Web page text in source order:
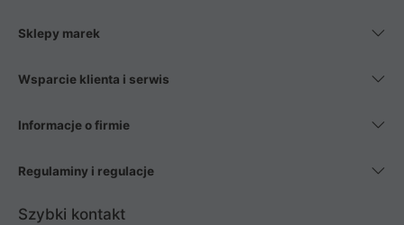
Sklepy marek
Wsparcie klienta i serwis
Informacje o firmie
Regulaminy i regulacje
Szybki kontakt